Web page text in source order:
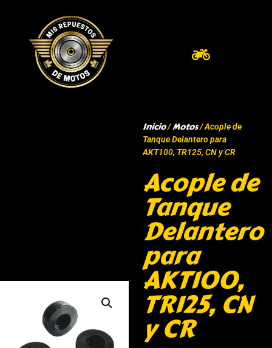
Inicio/Motos/ Acople de
Tanque Delantero para
AKT100, TR125, CN y CR
Acople de
Tanque
Delantero
para
AKT100,
TR125, CN
y CR